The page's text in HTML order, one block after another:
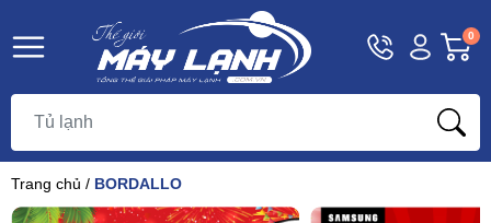
Hotline
1800
Tài
khoản
Khách
0
Trang chủ / BORDALLO